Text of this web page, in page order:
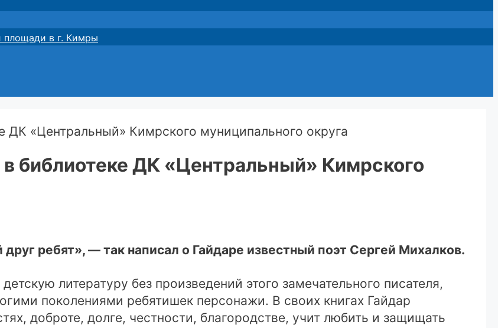
площади в г. Кимры
библиотеке ДК «Центральный» Кимрского
ребят», — так написал о Гайдаре известный поэт Сергей Михалков.
литературу без произведений этого замечательного писателя,
поколениями ребятишек персонажи. В своих книгах Гайдар
доброте, долге, честности, благородстве, учит любить и защищать